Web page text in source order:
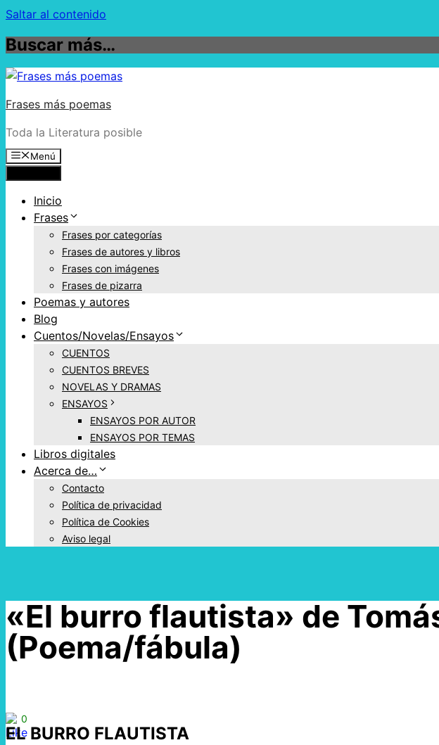
Saltar al contenido
Buscar más…
Frases más poemas
Toda la Literatura posible
Menú
Inicio
Frases
Frases por categorías
Frases de autores y libros
Frases con imágenes
Frases de pizarra
Poemas y autores
Blog
Cuentos/Novelas/Ensayos
CUENTOS
CUENTOS BREVES
NOVELAS Y DRAMAS
ENSAYOS
ENSAYOS POR AUTOR
ENSAYOS POR TEMAS
Libros digitales
Acerca de…
Contacto
Política de privacidad
Política de Cookies
Aviso legal
«El burro flautista» de
(Poema/fábula)
0
EL BURRO FLAUTISTA